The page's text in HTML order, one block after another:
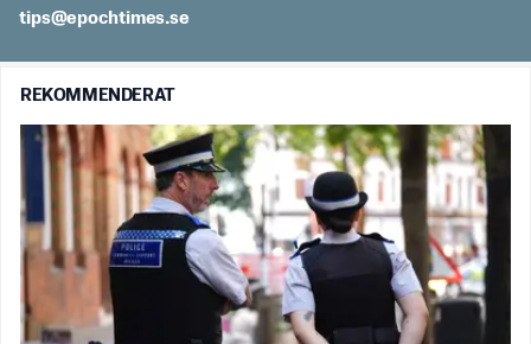
es.semithcope@spit
REKOMMENDERAT